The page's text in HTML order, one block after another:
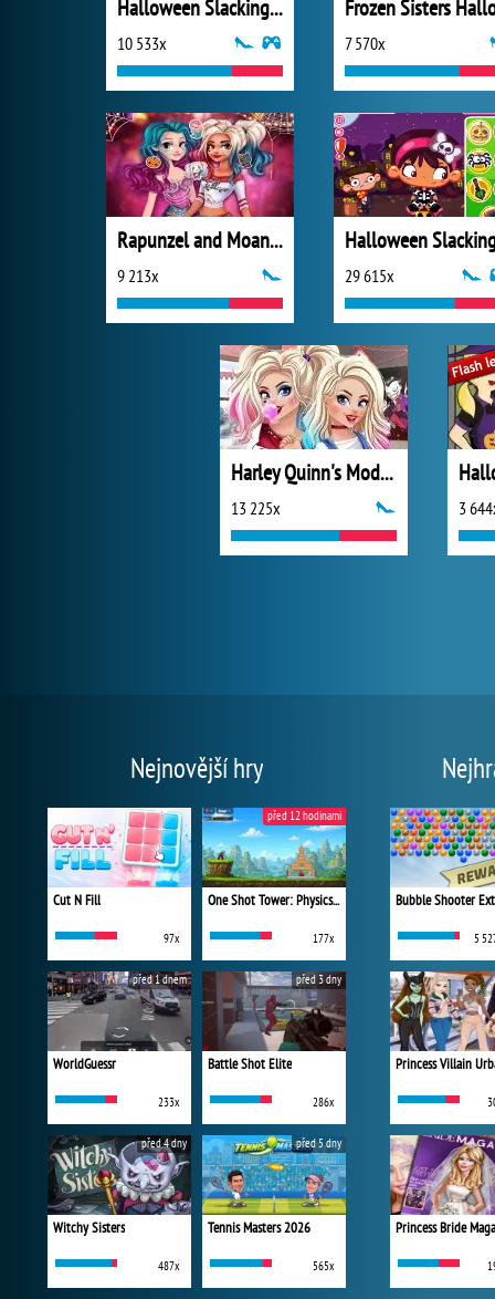
Halloween Slacking 2014
10 533x 7 570x
Rapunzel and Moana's Halloween Party
9 213x
Halloween
29 615x
Harley Quinn's Modern Makeover
13 225x 3
Nejnovější hry
Cut N Fill
97x
One Shot Tower: Physics Destroyer
177x
před 12 hodinami
WorldGuessr
233x
před 1 dnem
Battle Shot Elite
286x
před 3 dny
Witchy Sisters
487x
před 4 dny
Tennis Masters 2026
565x
před 5 dny
Bubble Shooter
5
Princess Bride